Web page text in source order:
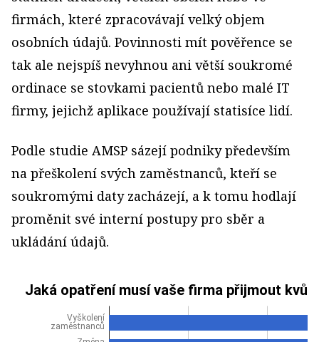
firmách, které zpracovávají velký objem
osobních údajů. Povinnosti mít pověřence se
tak ale nejspíš nevyhnou ani větší soukromé
ordinace se stovkami pacientů nebo malé IT
firmy, jejichž aplikace používají statisíce lidí.
Podle studie AMSP sázejí podniky především
na přeškolení svých zaměstnanců, kteří se
soukromými daty zacházejí, a k tomu hodlají
proměnit své interní postupy pro sběr a
ukládání údajů.